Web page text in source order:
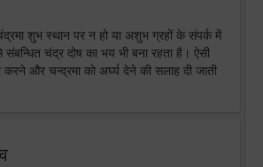
शुभ स्थान पर न हो या अशुभ ग्रहों के संपर्क में
चंद्र दोष का भय भी बना रहता है। ऐसी
करने और चन्द्रमा को अर्घ्य देने की सलाह दी जाती